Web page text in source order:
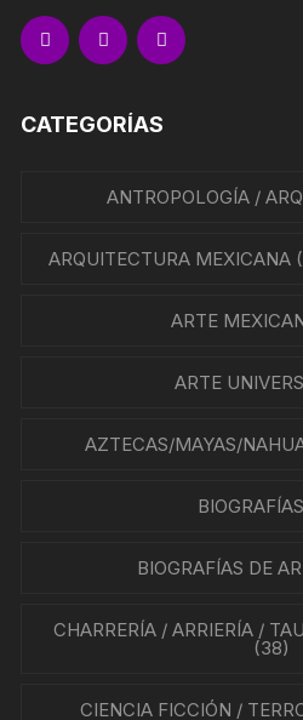
CATEGORÍAS
ANTROPOLOGÍA /
ARQUITECTURA MEXICANA
ARTE
ARTE
AZTECAS/MAYAS/
BIOGRAFÍAS
BIOGRAFÍAS DE
CHARRERÍA / ARRIERÍA /
(38)
CIENCIA FICCIÓN /